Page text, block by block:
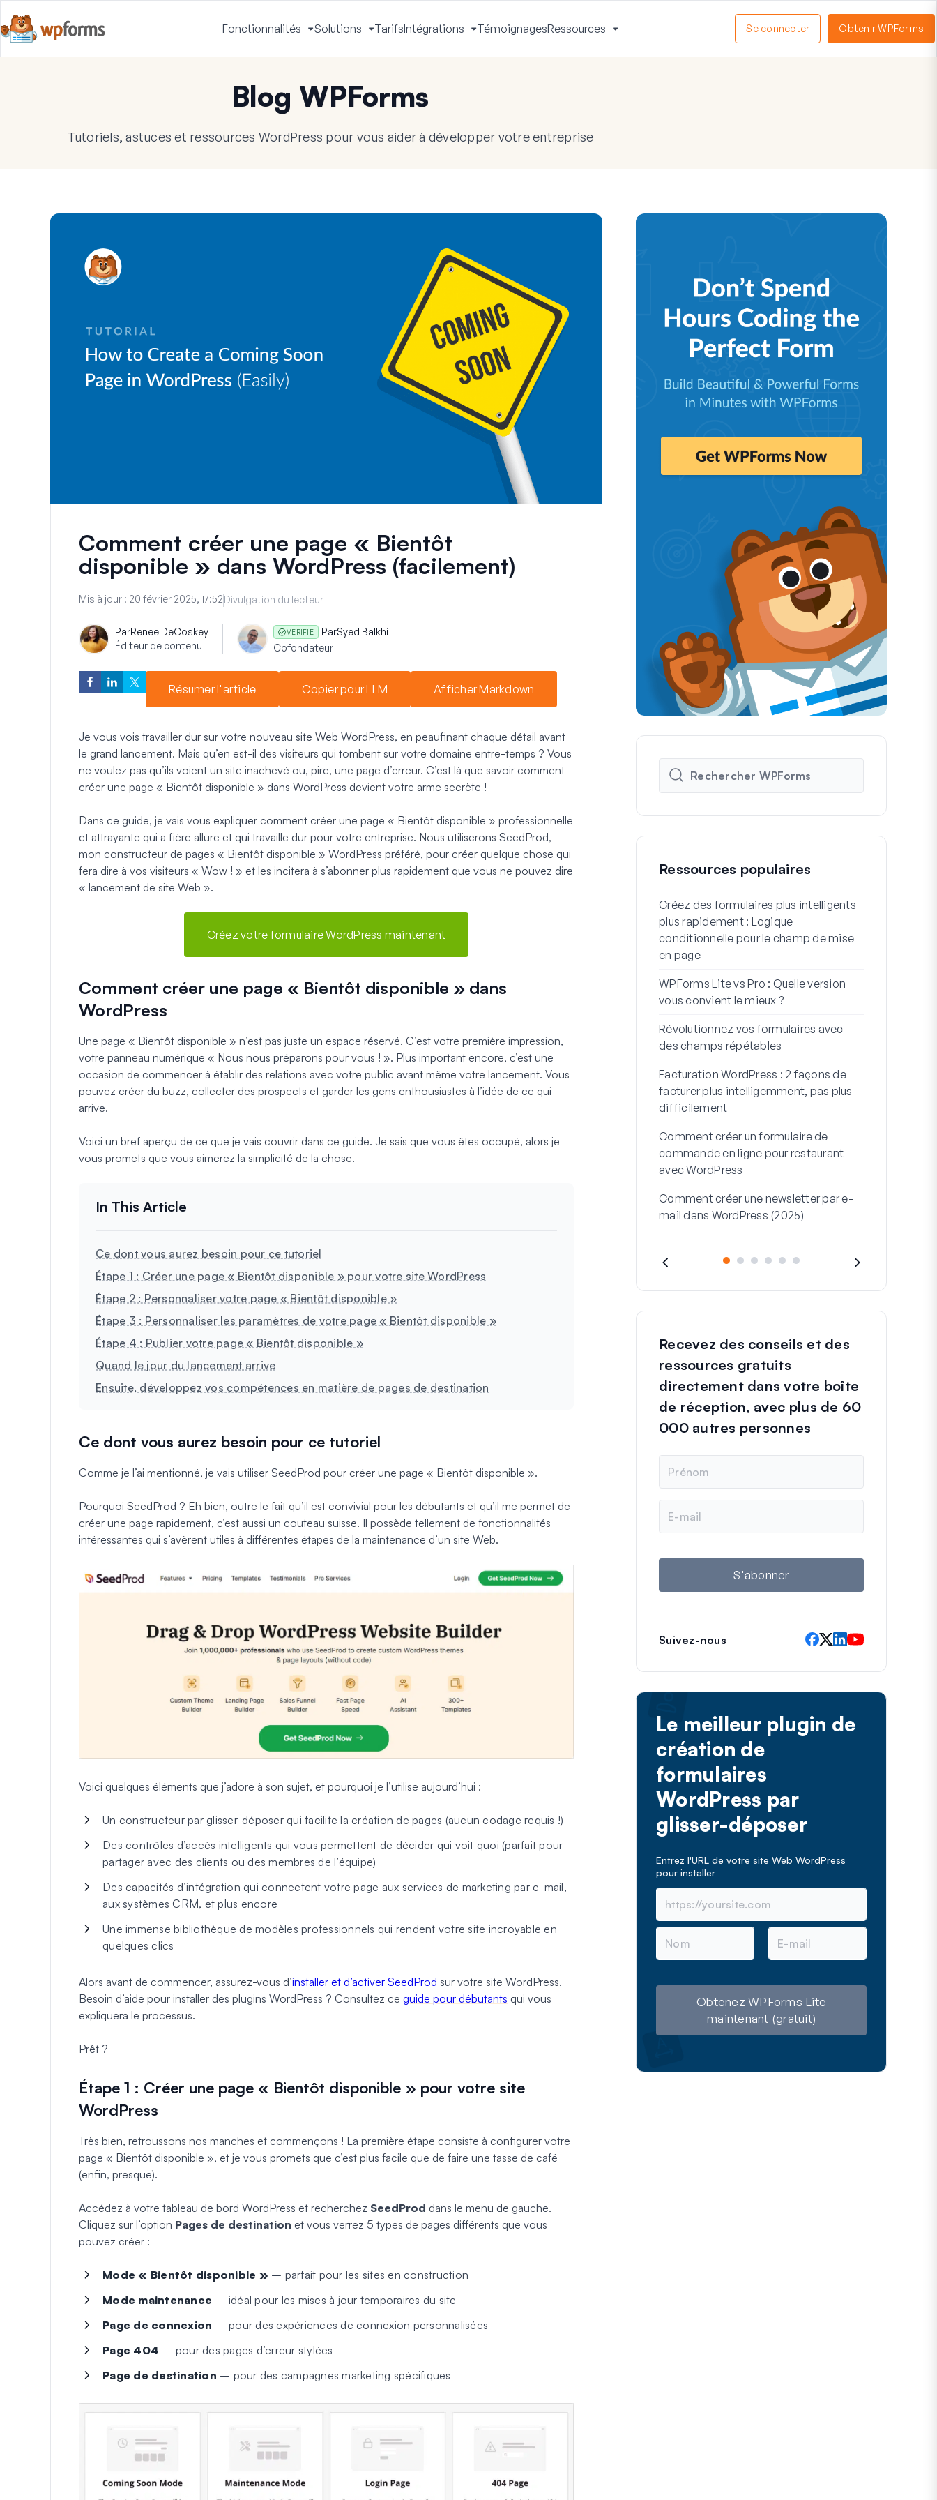
Fonctionnalités
Activer
le
Solutions
Activer
le
TarifsIntégrations
Activer
le
TémoignagesRessources
le
Se connecter Obtenir WPForms
Blog WPForms
Tutoriels, astuces et ressources WordPress pour vous aider à développer votre entreprise
Comment créer une page « Bientôt
disponible » dans WordPress (facilement)
Mis à jour : 20 février 2025, 17:52Divulgation du lecteur
ParRenee DeCoskey
Éditeur de contenu
VÉRIFIÉ ParSyed Balkhi
Cofondateur
Résumer l'article Copier pour LLM Afficher Markdown
Je vous vois travailler dur sur votre nouveau site Web WordPress, en peaufinant chaque détail avant
le grand lancement. Mais qu’en est-il des visiteurs qui tombent sur votre domaine entre-temps ? Vous
ne voulez pas qu’ils voient un site inachevé ou, pire, une page d’erreur. C’est là que savoir comment
créer une page « Bientôt disponible » dans WordPress devient votre arme secrète !
Dans ce guide, je vais vous expliquer comment créer une page « Bientôt disponible » professionnelle
et attrayante qui a fière allure et qui travaille dur pour votre entreprise. Nous utiliserons SeedProd,
mon constructeur de pages « Bientôt disponible » WordPress préféré, pour créer quelque chose qui
fera dire à vos visiteurs « Wow ! » et les incitera à s’abonner plus rapidement que vous ne pouvez dire
« lancement de site Web ».
Créez votre formulaire WordPress maintenant
Comment créer une page « Bientôt disponible » dans
WordPress
Une page « Bientôt disponible » n’est pas juste un espace réservé. C’est votre première impression,
votre panneau numérique « Nous nous préparons pour vous ! ». Plus important encore, c’est une
occasion de commencer à établir des relations avec votre public avant même votre lancement. Vous
pouvez créer du buzz, collecter des prospects et garder les gens enthousiastes à l’idée de ce qui
arrive.
Voici un bref aperçu de ce que je vais couvrir dans ce guide. Je sais que vous êtes occupé, alors je
vous promets que vous aimerez la simplicité de la chose.
Ce dont vous aurez besoin pour ce tutoriel
Étape 1 : Créer une page « Bientôt disponible » pour votre site WordPress
Étape 2 : Personnaliser votre page « Bientôt disponible »
Étape 3 : Personnaliser les paramètres de votre page « Bientôt disponible »
Étape 4 : Publier votre page « Bientôt disponible »
Quand le jour du lancement arrive
Ensuite, développez vos compétences en matière de pages de destination
Ce dont vous aurez besoin pour ce tutoriel
Comme je l’ai mentionné, je vais utiliser SeedProd pour créer une page « Bientôt disponible ».
Pourquoi SeedProd ? Eh bien, outre le fait qu’il est convivial pour les débutants et qu’il me permet de
créer une page rapidement, c’est aussi un couteau suisse. Il possède tellement de fonctionnalités
intéressantes qui s’avèrent utiles à différentes étapes de la maintenance d’un site Web.
Voici quelques éléments que j’adore à son sujet, et pourquoi je l’utilise aujourd’hui :
Un constructeur par glisser-déposer qui facilite la création de pages (aucun codage requis !)
Des contrôles d’accès intelligents qui vous permettent de décider qui voit quoi (parfait pour
partager avec des clients ou des membres de l’équipe)
Des capacités d’intégration qui connectent votre page aux services de marketing par e-mail,
aux systèmes CRM, et plus encore
Une immense bibliothèque de modèles professionnels qui rendent votre site incroyable en
quelques clics
Alors avant de commencer, assurez-vous d’installer et d’activer SeedProd sur votre site WordPress.
Besoin d’aide pour installer des plugins WordPress ? Consultez ce guide pour débutants qui vous
expliquera le processus.
Prêt ?
Étape 1 : Créer une page « Bientôt disponible » pour votre site
WordPress
Très bien, retroussons nos manches et commençons ! La première étape consiste à configurer votre
page « Bientôt disponible », et je vous promets que c’est plus facile que de faire une tasse de café
(enfin, presque).
Accédez à votre tableau de bord WordPress et recherchez SeedProd dans le menu de gauche.
Cliquez sur l’option Pages de destination et vous verrez 5 types de pages différents que vous
pouvez créer :
Mode « Bientôt disponible » – parfait pour les sites en construction
Mode maintenance – idéal pour les mises à jour temporaires du site
Page de connexion – pour des expériences de connexion personnalisées
Page 404 – pour des pages d’erreur stylées
Page de destination – pour des campagnes marketing spécifiques
Ressources populaires
Créez des formulaires plus intelligents
plus rapidement : Logique
conditionnelle pour le champ de mise
en page
WPForms Lite vs Pro : Quelle version
vous convient le mieux ?
Révolutionnez vos formulaires avec
des champs répétables
Facturation WordPress : 2 façons de
facturer plus intelligemment, pas plus
difficilement
Comment créer un formulaire de
commande en ligne pour restaurant
avec WordPress
Comment créer une newsletter par e-
mail dans WordPress (2025)
Recevez des conseils et des
ressources gratuits
directement dans votre boîte
de réception, avec plus de 60
000 autres personnes
m
m
i
S'abonner
Suivez-nous
Le meilleur plugin de
création de
formulaires
WordPress par
glisser-déposer
Entrez l'URL de votre site Web WordPress
pour installer
N
m
E
m
Obtenez WPForms Lite
maintenant (gratuit)